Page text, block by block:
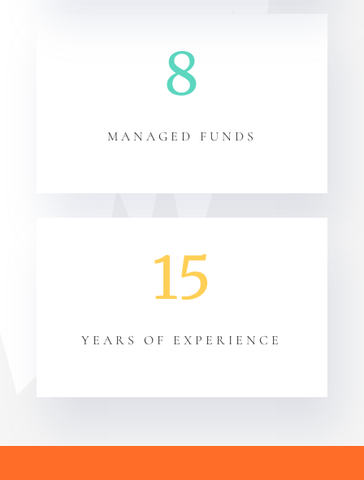
8
MANAGED FUNDS
15
YEARS OF EXPERIENCE